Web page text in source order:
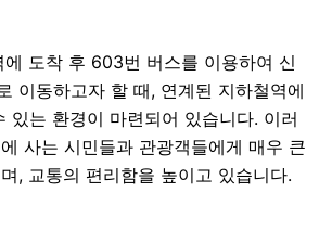
에 도착 후 603번 버스를 이용하여 신
이동하고자 할 때, 연계된 지하철역에
있는 환경이 마련되어 있습니다. 이러
사는 시민들과 관광객들에게 매우 큰
, 교통의 편리함을 높이고 있습니다.